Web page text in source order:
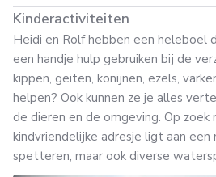
Kinderactiviteiten
Heidi en Rolf hebben een heleboel
een handje hulp gebruiken bij de
kippen, geiten, konijnen, ezels,
helpen? Ook kunnen ze je alles
de dieren en de omgeving. Op
kindvriendelijke adresje ligt aan een
spetteren, maar ook diverse